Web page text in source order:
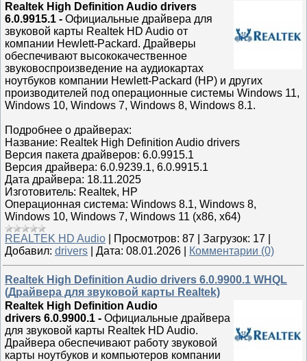
Realtek High Definition Audio drivers
6.0.9915.1 - Официальные драйвера для
звуковой карты Realtek HD Audio от
компании Hewlett-Packard. Драйверы
обеспечивают высококачественное
звуковоспроизведение на аудиокартах
ноутбуков компании Hewlett-Packard (HP) и других
производителей под операционные системы Windows 11,
Windows 10, Windows 7, Windows 8, Windows 8.1.
Подробнее о драйверах:
Название: Realtek High Definition Audio drivers
Версия пакета драйверов: 6.0.9915.1
Версия драйвера: 6.0.9239.1, 6.0.9915.1
Дата драйвера: 18.11.2025
Изготовитель: Realtek, HP
Операционная система: Windows 8.1, Windows 8,
Windows 10, Windows 7, Windows 11 (x86, x64)
REALTEK HD Audio
Просмотров: 87 Загрузок: 17
Добавил: drivers Дата: 08.01.2026 Комментарии (0)
Realtek High Definition Audio drivers 6.0.9900.1 WHQL
(Драйвера для звуковой карты Realtek)
Realtek High Definition Audio
drivers 6.0.9900.1 - Официальные драйвера
для звуковой карты Realtek HD Audio.
Драйвера обеспечивают работу звуковой
карты ноутбуков и компьютеров компании